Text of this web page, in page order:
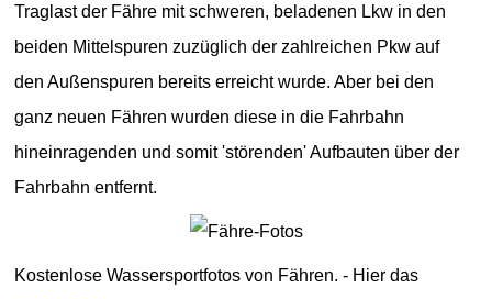
Traglast der Fähre mit schweren, beladenen Lkw in den
beiden Mittelspuren zuzüglich der zahlreichen Pkw auf
den Außenspuren bereits erreicht wurde. Aber bei den
ganz neuen Fähren wurden diese in die Fahrbahn
hineinragenden und somit 'störenden' Aufbauten über der
Fahrbahn entfernt.
Kostenlose Wassersportfotos von Fähren. - Hier das